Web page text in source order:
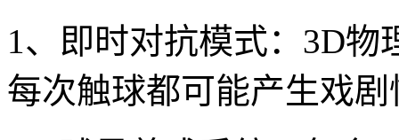
1、即时对抗模式：3D
每次触球都可能产生戏剧